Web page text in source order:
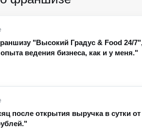
"Высокий Градус & Food 24/
ведения бизнеса, как и у меня."
после открытия выручка в сутки от